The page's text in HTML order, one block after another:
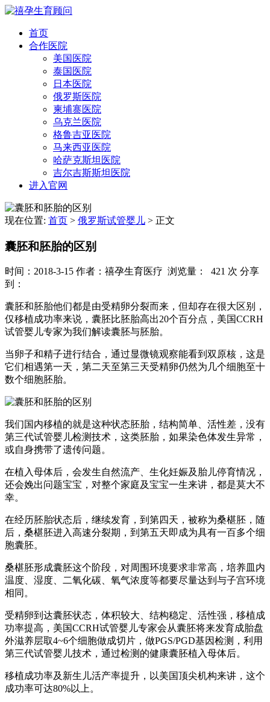
首页
合作医院
美国医院
泰国医院
日本医院
俄罗斯医院
柬埔寨医院
乌克兰医院
格鲁吉亚医院
马来西亚医院
哈萨克斯坦医院
吉尔吉斯斯坦医院
进入官网
现在位置: 首页 > 俄罗斯试管婴儿 > 正文
囊胚和胚胎的区别
时间：2018-3-15 作者：禧孕生育医疗 浏览量： 421 次 分享
到：
囊胚和胚胎他们都是由受精卵分裂而来，但却存在很大区别，
仅移植成功率来说，囊胚比胚胎高出20个百分点，美国CCRH
试管婴儿专家为我们解读囊胚与胚胎。
当卵子和精子进行结合，通过显微镜观察能看到双原核，这是
它们相遇第一天，第二天至第三天受精卵仍然为几个细胞至十
数个细胞胚胎。
我们国内移植的就是这种状态胚胎，结构简单、活性差，没有
第三代试管婴儿检测技术，这类胚胎，如果染色体发生异常，
或自身携带了遗传问题。
在植入母体后，会发生自然流产、生化妊娠及胎儿停育情况，
还会娩出问题宝宝，对整个家庭及宝宝一生来讲，都是莫大不
幸。
在经历胚胎状态后，继续发育，到第四天，被称为桑椹胚，随
后，桑椹胚进入高速分裂期，到第五天即成为具有一百多个细
胞囊胚。
桑椹胚形成囊胚这个阶段，对周围环境要求非常高，培养皿内
温度、湿度、二氧化碳、氧气浓度等都要尽量达到与子宫环境
相同。
受精卵到达囊胚状态，体积较大、结构稳定、活性强，移植成
功率提高，美国CCRH试管婴儿专家会从囊胚将来发育成胎盘
外滋养层取4~6个细胞做成切片，做PGS/PGD基因检测，利用
第三代试管婴儿技术，通过检测的健康囊胚植入母体后。
移植成功率及新生儿活产率提升，以美国顶尖机构来讲，这个
成功率可达80%以上。